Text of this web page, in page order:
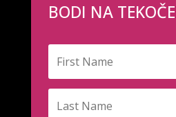
BODI NA